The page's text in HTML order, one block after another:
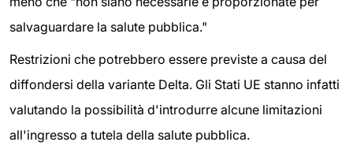
salvaguardare la salute pubblica."
Restrizioni che potrebbero essere previste a causa del
diffondersi della variante Delta. Gli Stati UE stanno infatti
valutando la possibilità d'introdurre alcune limitazioni
all'ingresso a tutela della salute pubblica.